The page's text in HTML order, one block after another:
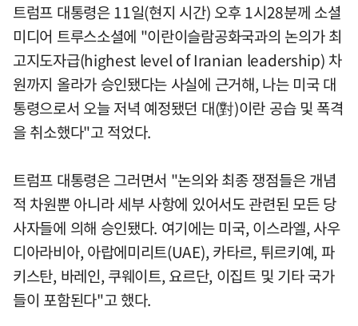
트럼프 대통령은 11일(현지 시간) 오후 1시28분께 소셜
미디어 트루스소셜에 "이란이슬람공화국과의 논의가 최
고지도자급(highest level of Iranian leadership) 차
원까지 올라가 승인됐다는 사실에 근거해, 나는 미국 대
통령으로서 오늘 저녁 예정됐던 대(對)이란 공습 및 폭격
을 취소했다"고 적었다.
트럼프 대통령은 그러면서 "논의와 최종 쟁점들은 개념
적 차원뿐 아니라 세부 사항에 있어서도 관련된 모든 당
사자들에 의해 승인됐다. 여기에는 미국, 이스라엘, 사우
디아라비아, 아랍에미리트(UAE), 카타르, 튀르키예, 파
키스탄, 바레인, 쿠웨이트, 요르단, 이집트 및 기타 국가
들이 포함된다"고 했다.